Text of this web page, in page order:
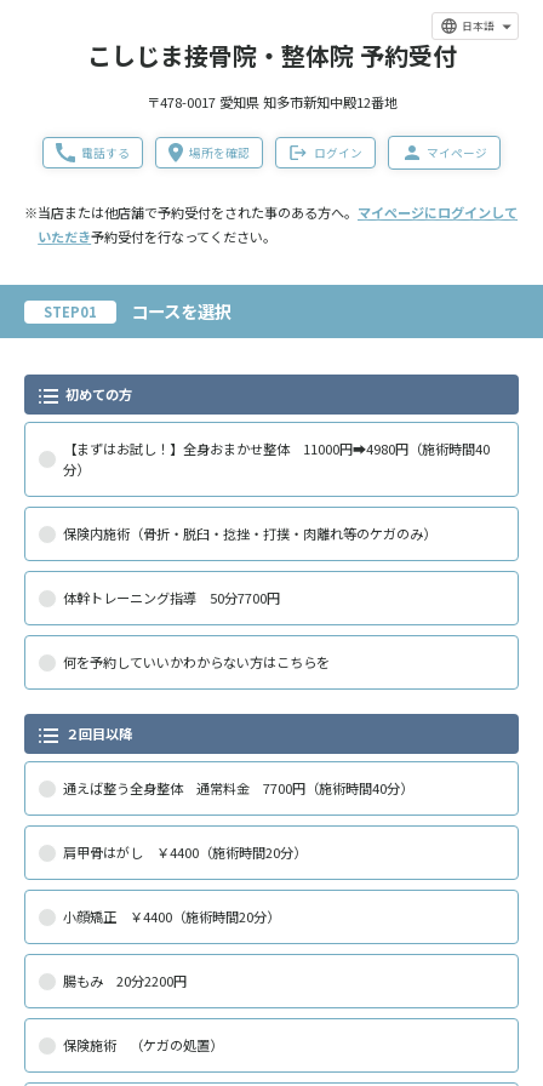
日本語
こしじま接骨院・整体院 予約受付
〒478-0017 愛知県 知多市新知中殿12番地
電話する 場所を確認 ログイン マイページ
※当店または他店舗で予約受付をされた事のある方へ。 マイページにログインして
いただき予約受付を行なってください。
STEP01 コースを選択
初めての方
【まずはお試し！】全身おまかせ整体 11000円➡4980円（施術時間40
分）
保険内施術（骨折・脱臼・捻挫・打撲・肉離れ等のケガのみ）
体幹トレーニング指導 50分7700円
何を予約していいかわからない方はこちらを
２回目以降
通えば整う全身整体 通常料金 7700円（施術時間40分）
肩甲骨はがし ￥4400（施術時間20分）
小顔矯正 ￥4400（施術時間20分）
腸もみ 20分2200円
保険施術 （ケガの処置）